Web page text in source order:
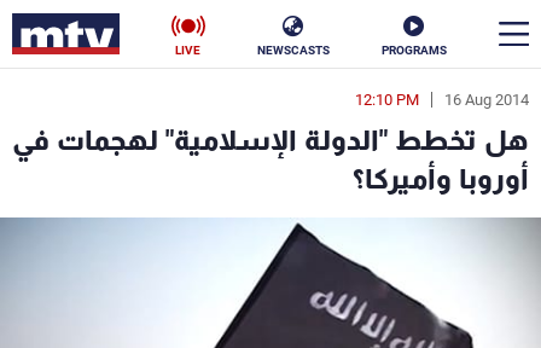
PROGRAMS
NEWSCASTS
LIVE
16 Aug 2014
12:10 PM
هل تخطط "الدولة الإسلامية" لهجمات في
أوروبا وأميركا؟
en
الأخبار
سياسة ناس
فن
منوعات رياضة